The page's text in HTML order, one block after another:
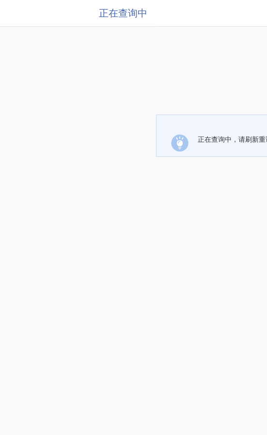
正在查询中
正在查询中，请刷新重